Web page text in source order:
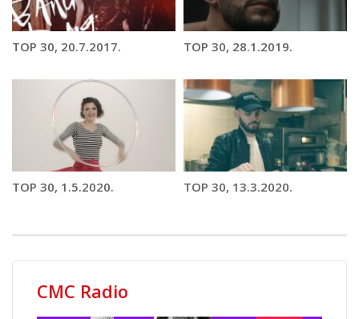
TOP 30, 20.7.2017. TOP 30, 28.1.2019.
TOP 30, 1.5.2020. TOP 30, 13.3.2020.
CMC Radio